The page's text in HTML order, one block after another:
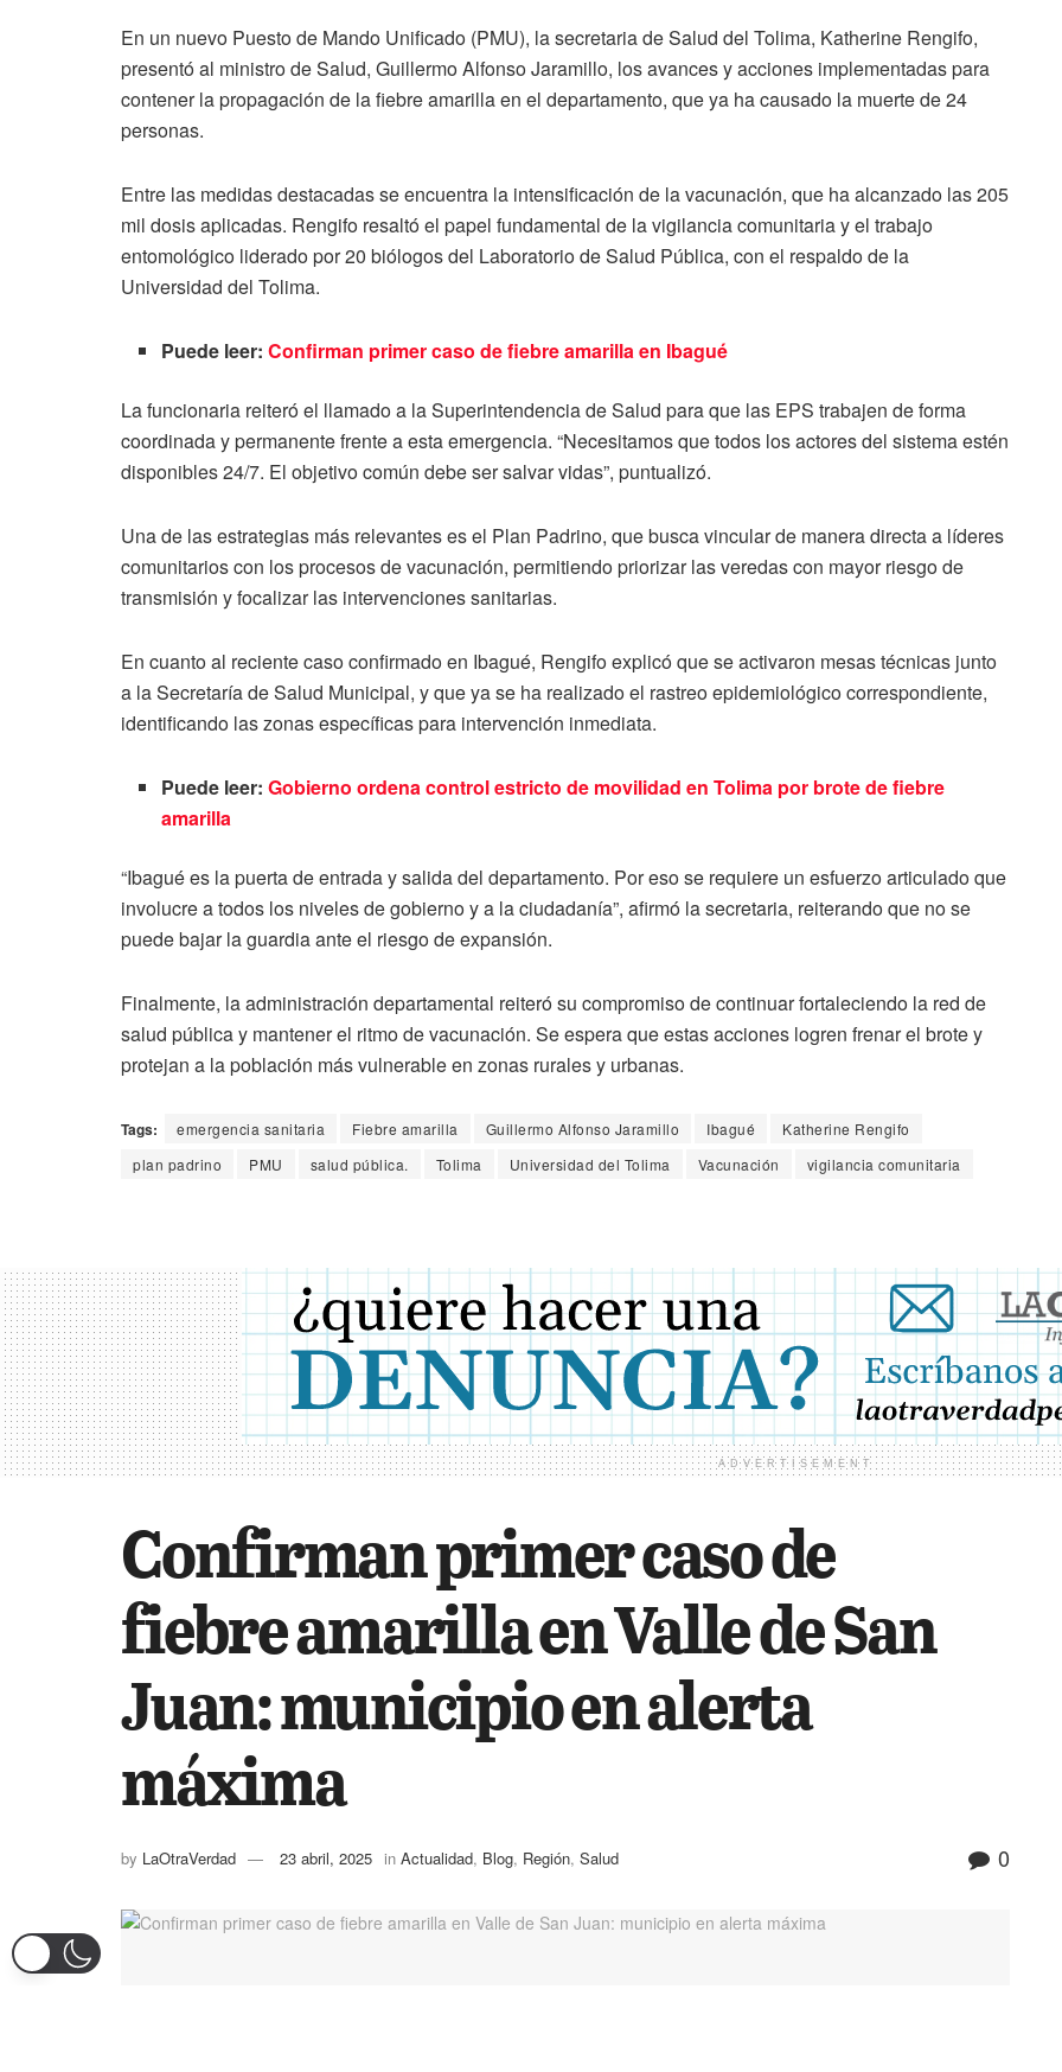
En un nuevo Puesto de Mando Unificado (PMU), la secretaria de Salud del Tolima, Katherine Rengifo,
presentó al ministro de Salud, Guillermo Alfonso Jaramillo, los avances y acciones implementadas para
contener la propagación de la fiebre amarilla en el departamento, que ya ha causado la muerte de 24
personas.
Entre las medidas destacadas se encuentra la intensificación de la vacunación, que ha alcanzado las 205
mil dosis aplicadas. Rengifo resaltó el papel fundamental de la vigilancia comunitaria y el trabajo
entomológico liderado por 20 biólogos del Laboratorio de Salud Pública, con el respaldo de la
Universidad del Tolima.
Puede leer:Confirman primer caso de fiebre amarilla en Ibagué
La funcionaria reiteró el llamado a la Superintendencia de Salud para que las EPS trabajen de forma
coordinada y permanente frente a esta emergencia. “Necesitamos que todos los actores del sistema estén
disponibles 24/7. El objetivo común debe ser salvar vidas”, puntualizó.
Una de las estrategias más relevantes es el Plan Padrino, que busca vincular de manera directa a líderes
comunitarios con los procesos de vacunación, permitiendo priorizar las veredas con mayor riesgo de
transmisión y focalizar las intervenciones sanitarias.
En cuanto al reciente caso confirmado en Ibagué, Rengifo explicó que se activaron mesas técnicas junto
a la Secretaría de Salud Municipal, y que ya se ha realizado el rastreo epidemiológico correspondiente,
identificando las zonas específicas para intervención inmediata.
Puede leer:Gobierno ordena control estricto de movilidad en Tolima por brote de fiebre
amarilla
“Ibagué es la puerta de entrada y salida del departamento. Por eso se requiere un esfuerzo articulado que
involucre a todos los niveles de gobierno y a la ciudadanía”, afirmó la secretaria, reiterando que no se
puede bajar la guardia ante el riesgo de expansión.
Finalmente, la administración departamental reiteró su compromiso de continuar fortaleciendo la red de
salud pública y mantener el ritmo de vacunación. Se espera que estas acciones logren frenar el brote y
protejan a la población más vulnerable en zonas rurales y urbanas.
Tags: emergencia sanitaria Fiebre amarilla Guillermo Alfonso Jaramillo Ibagué
Katherine Rengifo
plan padrino
PMU salud pública. Tolima Universidad del Tolima Vacunación vigilancia comunitaria
ADVERTISEMENT
Confirman primer caso de
fiebre amarilla en Valle de San
Juan: municipio en alerta
máxima
by LaOtraVerdad 23 abril, 2025 in Actualidad, Blog, Región, Salud 0